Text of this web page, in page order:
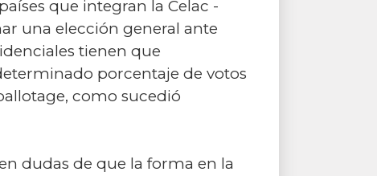
que integran la Celac -
una elección general ante
tienen que
porcentaje de votos
como sucedió
dudas de que la forma en la